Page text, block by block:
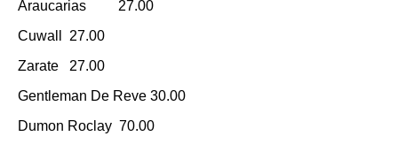
Araucarias 27.00
Cuwall 27.00
Zarate 27.00
Gentleman De Reve 30.00
Dumon Roclay 70.00